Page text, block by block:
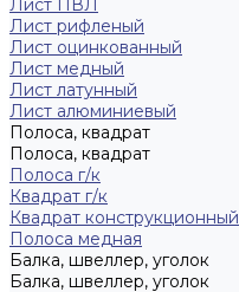
Лист ПВЛ
Лист рифленый
Лист оцинкованный
Лист медный
Лист латунный
Лист алюминиевый
Полоса, квадрат
Полоса, квадрат
Полоса г/к
Квадрат г/к
Квадрат конструкционный
Полоса медная
Балка, швеллер, уголок
Балка, швеллер, уголок